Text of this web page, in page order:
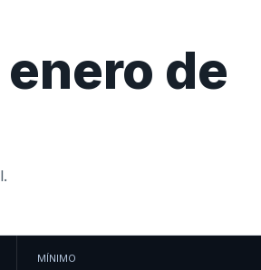
de
MÍNIMO